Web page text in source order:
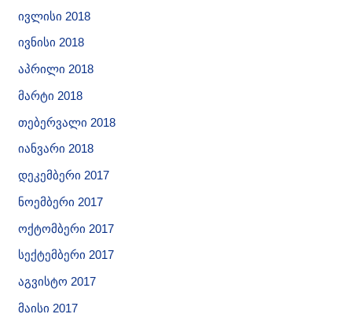
ივლისი 2018
ივნისი 2018
აპრილი 2018
მარტი 2018
თებერვალი 2018
იანვარი 2018
დეკემბერი 2017
ნოემბერი 2017
ოქტომბერი 2017
სექტემბერი 2017
აგვისტო 2017
მაისი 2017